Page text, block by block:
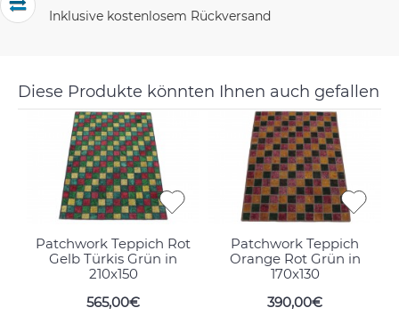
Inklusive kostenlosem Rückversand
Diese Produkte könnten Ihnen auch gefallen
Patchwork Teppich Rot
Gelb Türkis Grün in
210x150
565,00€
Patchwork Teppich
Orange Rot Grün in
170x130
390,00€